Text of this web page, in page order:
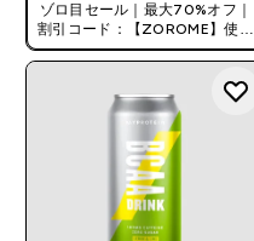
ゾロ目セール｜最大70%オフ｜
割引コード：【ZOROME】使用
で追加10%オフ！